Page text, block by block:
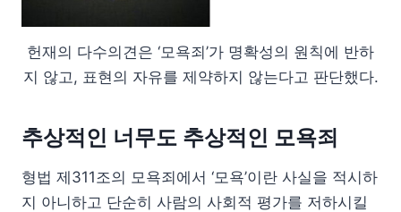
헌재의 다수의견은 ‘모욕죄’가 명확성의 원칙에 반하
지 않고, 표현의 자유를 제약하지 않는다고 판단했다.
추상적인 너무도 추상적인 모욕죄
형법 제311조의 모욕죄에서 ‘모욕’이란 사실을 적시하
지 아니하고 단순히 사람의 사회적 평가를 저하시킬